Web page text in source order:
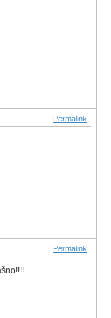
Permalink
Permalink